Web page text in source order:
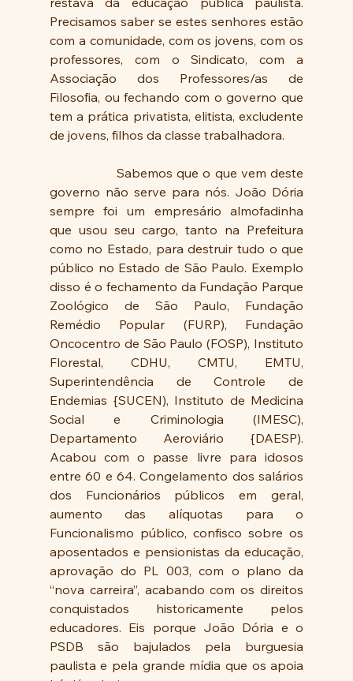
Precisamos saber se estes senhores estão
com a comunidade, com os jovens, com os
professores, com o Sindicato, com a
Associação dos Professores/as de
Filosofia, ou fechando com o governo que
tem a prática privatista, elitista, excludente
de jovens, filhos da classe trabalhadora.
governo não serve para nós. João Dória
sempre foi um empresário almofadinha
que usou seu cargo, tanto na Prefeitura
como no Estado, para destruir tudo o que
público no Estado de São Paulo. Exemplo
disso é o fechamento da Fundação Parque
Zoológico de São Paulo, Fundação
Remédio Popular (FURP), Fundação
Oncocentro de São Paulo (FOSP), Instituto
Florestal, CDHU, CMTU, EMTU,
Superintendência de Controle de
Endemias {SUCEN), Instituto de Medicina
Social e Criminologia (IMESC),
Departamento Aeroviário {DAESP).
Acabou com o passe livre para idosos
entre 60 e 64. Congelamento dos salários
dos Funcionários públicos em geral,
aumento das alíquotas para o
Funcionalismo público, confisco sobre os
aposentados e pensionistas da educação,
aprovação do PL 003, com o plano da
“nova carreira”, acabando com os direitos
conquistados historicamente pelos
educadores. Eis porque João Dória e o
PSDB são bajulados pela burguesia
paulista e pela grande mídia que os apoia